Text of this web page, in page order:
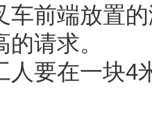
车前端放置
请求。
要在一块4